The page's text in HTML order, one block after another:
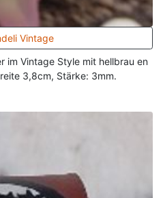
Vintage
im Vintage Style mit hellbrau en
3,8cm, Stärke: 3mm.